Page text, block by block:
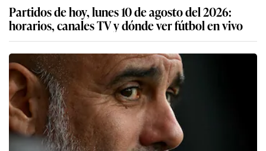
Partidos de hoy, lunes 10 de agosto del 2026:
horarios, canales TV y dónde ver fútbol en vivo